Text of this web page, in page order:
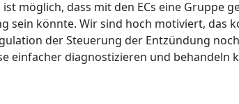
möglich, dass mit den ECs eine Gruppe
sein könnte. Wir sind hoch motiviert, das
der Steuerung der Entzündung
einfacher diagnostizieren und behandeln